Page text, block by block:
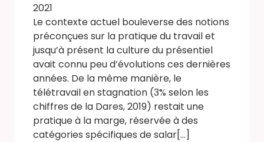
2021
Le contexte actuel bouleverse des notions
préconçues sur la pratique du travail et
jusqu’à présent la culture du présentiel
avait connu peu d’évolutions ces dernières
années. De la même manière, le
télétravail en stagnation (3% selon les
chiffres de la Dares, 2019) restait une
pratique à la marge, réservée à des
catégories spécifiques de salar[...]